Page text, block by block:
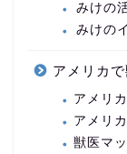
みけの
みけの
アメリカ
アメリ
アメリ
獣医マ